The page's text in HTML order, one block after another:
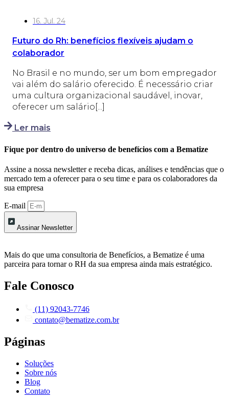
16. Jul. 24
Futuro do Rh: benefícios flexíveis ajudam o
colaborador
No Brasil e no mundo, ser um bom empregador
vai além do salário oferecido. É necessário criar
uma cultura organizacional saudável, inovar,
oferecer um salário[...]
Ler mais
Fique por dentro do universo de benefícios com a Bematize
Assine a nossa newsletter e receba dicas, análises e tendências que o
mercado tem a oferecer para o seu time e para os colaboradores da
sua empresa
E-mail
Assinar Newsletter
Mais do que uma consultoria de Benefícios, a Bematize é uma
parceira para tornar o RH da sua empresa ainda mais estratégico.
Fale Conosco
(11) 92043-7746
contato@bematize.com.br
Páginas
Soluções
Sobre nós
Blog
Contato